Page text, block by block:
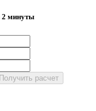
2 минуты
Получить расчет